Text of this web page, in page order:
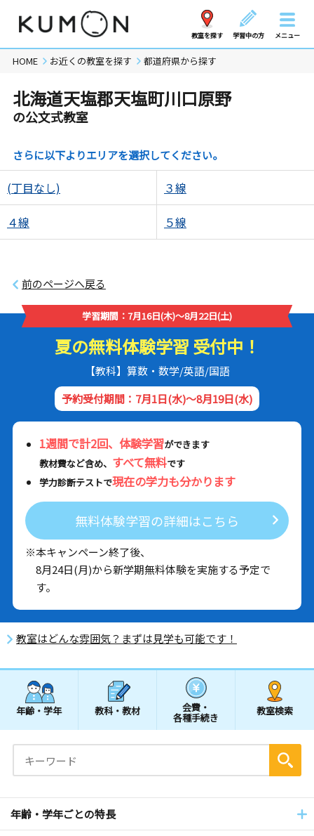
教室を探す 学習中の方 メニュー
HOME お近くの教室を探す 都道府県から探す
北海道天塩郡天塩町川口原野
の公文式教室
さらに以下よりエリアを選択してください。
(丁目なし) ３線
４線 ５線
前のページへ戻る
学習期間：7月16日(木)～8月22日(土)
夏の無料体験学習 受付中！
【教科】算数・数学/英語/国語
予約受付期間：7月1日(水)～8月19日(水)
1週間で計2回、体験学習ができます
教材費など含め、 すべて無料です
学力診断テストで現在の学力も分かります
無料体験学習の詳細はこちら
※本キャンペーン終了後、
8月24日(月)から新学期無料体験を実施する予定で
す。
教室はどんな雰囲気？まずは見学も可能です！
年齢・学年 教科・教材 会費・
各種手続き
教室検索
年齢・学年ごとの特長